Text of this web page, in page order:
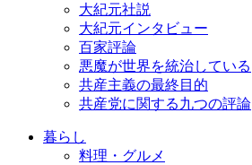
大紀元社説
大紀元インタビュー
百家評論
悪魔が世界を統治している
共産主義の最終目的
共産党に関する九つの評論
暮らし
料理・グルメ